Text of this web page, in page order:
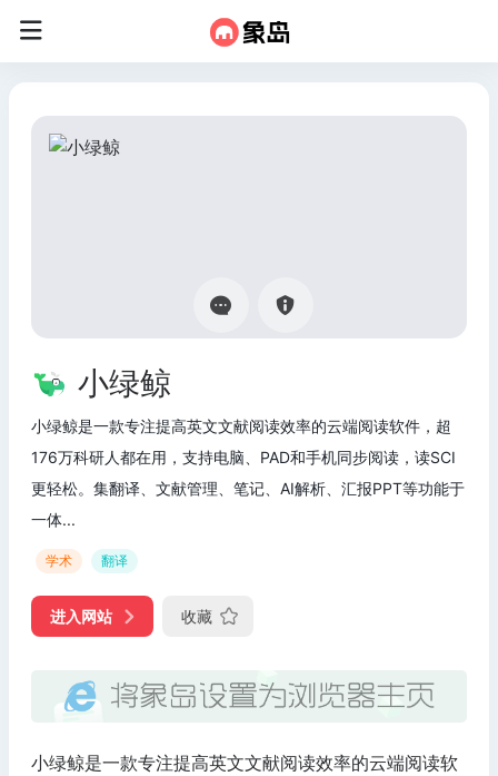
小绿鲸
小绿鲸是一款专注提高英文文献阅读效率的云端阅读软件，超
176万科研人都在用，支持电脑、PAD和手机同步阅读，读SCI
更轻松。集翻译、文献管理、笔记、AI解析、汇报PPT等功能于
一体...
学术 翻译
进入网站 收藏
小绿鲸是一款专注提高英文文献阅读效率的云端阅读软